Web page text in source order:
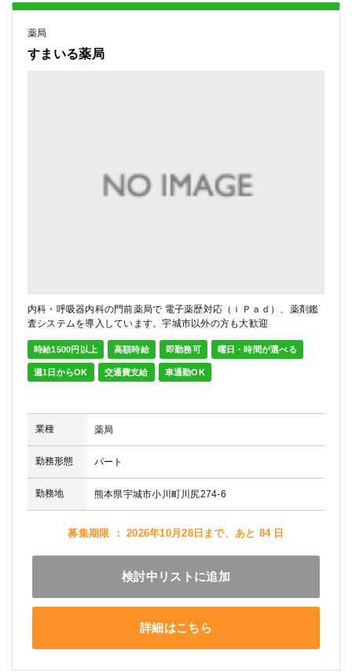
薬局
すまいる薬局
内科・呼吸器内科の門前薬局で 電子薬歴対応（ｉＰａｄ）、薬剤鑑
査システムを導入しています。宇城市以外の方も大歓迎
時給1500円以上 高額時給 即勤務可 曜日・時間が選べる
週1日からOK 交通費支給 車通勤OK
業種 薬局
勤務形態 パート
勤務地 熊本県宇城市小川町川尻274-6
募集期限 ： 2026年10月28日まで、あと 84 日
検討中リストに追加
詳細はこちら